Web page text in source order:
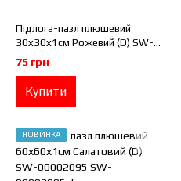
Підлога-пазл плюшевий
30х30х1см Рожевий (D) SW-
00002092
75 грн
Купити
НОВИНКА